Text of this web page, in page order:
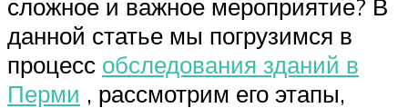
сложное и важное мероприятие? В
данной статье мы погрузимся в
процесс обследования зданий в
Перми , рассмотрим его этапы,